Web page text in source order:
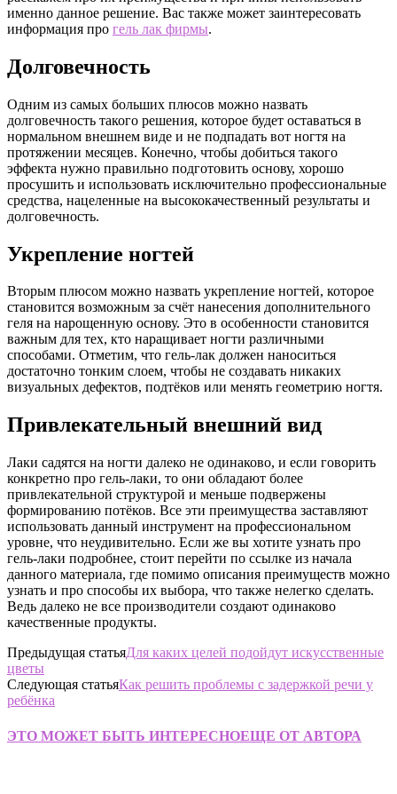
именно данное решение. Вас также может заинтересовать
информация про гель лак фирмы.
Долговечность
Одним из самых больших плюсов можно назвать
долговечность такого решения, которое будет оставаться в
нормальном внешнем виде и не подпадать вот ногтя на
протяжении месяцев. Конечно, чтобы добиться такого
эффекта нужно правильно подготовить основу, хорошо
просушить и использовать исключительно профессиональные
средства, нацеленные на высококачественный результаты и
долговечность.
Укрепление ногтей
Вторым плюсом можно назвать укрепление ногтей, которое
становится возможным за счёт нанесения дополнительного
геля на нарощенную основу. Это в особенности становится
важным для тех, кто наращивает ногти различными
способами. Отметим, что гель-лак должен наноситься
достаточно тонким слоем, чтобы не создавать никаких
визуальных дефектов, подтёков или менять геометрию ногтя.
Привлекательный внешний вид
Лаки садятся на ногти далеко не одинаково, и если говорить
конкретно про гель-лаки, то они обладают более
привлекательной структурой и меньше подвержены
формированию потёков. Все эти преимущества заставляют
использовать данный инструмент на профессиональном
уровне, что неудивительно. Если же вы хотите узнать про
гель-лаки подробнее, стоит перейти по ссылке из начала
данного материала, где помимо описания преимуществ можно
узнать и про способы их выбора, что также нелегко сделать.
Ведь далеко не все производители создают одинаково
качественные продукты.
Предыдущая статьяДля каких целей подойдут искусственные
цветы
Следующая статьяКак решить проблемы с задержкой речи у
ребёнка
ЭТО МОЖЕТ БЫТЬ ИНТЕРЕСНОЕЩЕ ОТ АВТОРА